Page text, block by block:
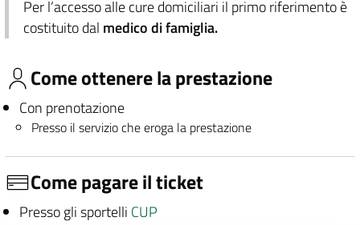
Per l’accesso alle cure domiciliari il primo riferimento è
costituito dal medico di famiglia.
Come ottenere la prestazione
Con prenotazione
Presso il servizio che eroga la prestazione
Come pagare il ticket
Presso gli sportelli CUP